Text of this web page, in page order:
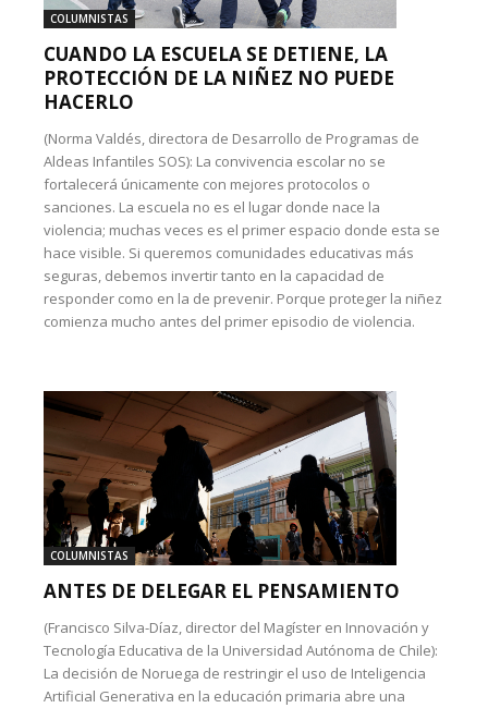
COLUMNISTAS
CUANDO LA ESCUELA SE DETIENE, LA
PROTECCIÓN DE LA NIÑEZ NO PUEDE
HACERLO
(Norma Valdés, directora de Desarrollo de Programas de
Aldeas Infantiles SOS): La convivencia escolar no se
fortalecerá únicamente con mejores protocolos o
sanciones. La escuela no es el lugar donde nace la
violencia; muchas veces es el primer espacio donde esta se
hace visible. Si queremos comunidades educativas más
seguras, debemos invertir tanto en la capacidad de
responder como en la de prevenir. Porque proteger la niñez
comienza mucho antes del primer episodio de violencia.
COLUMNISTAS
ANTES DE DELEGAR EL PENSAMIENTO
(Francisco Silva-Díaz, director del Magíster en Innovación y
Tecnología Educativa de la Universidad Autónoma de Chile):
La decisión de Noruega de restringir el uso de Inteligencia
Artificial Generativa en la educación primaria abre una